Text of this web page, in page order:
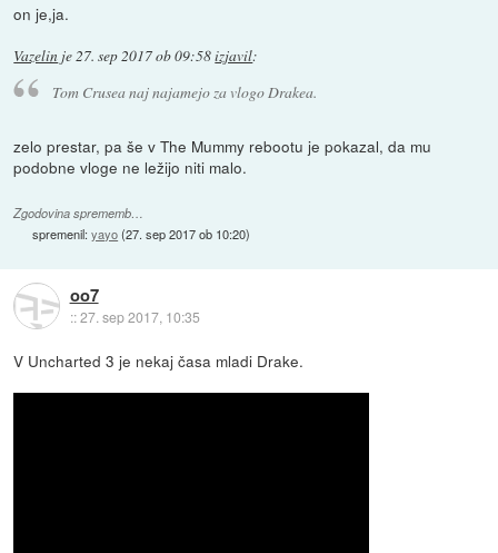
on je,ja.
Vazelin je27. sep 2017 ob 09:58izjavil:
Tom Crusea naj najamejo za vlogo Drakea.
zelo prestar, pa še v The Mummy rebootu je pokazal, da mu
podobne vloge ne ležijo niti malo.
Zgodovina sprememb…
spremenil:yayo(27. sep 2017 ob 10:20)
oo7
::27. sep 2017, 10:35
V Uncharted 3 je nekaj časa mladi Drake.